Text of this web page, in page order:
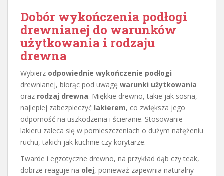
Dobór wykończenia podłogi
drewnianej do warunków
użytkowania i rodzaju
drewna
Wybierz odpowiednie wykończenie podłogi
drewnianej, biorąc pod uwagę warunki użytkowania
oraz rodzaj drewna. Miękkie drewno, takie jak sosna,
najlepiej zabezpieczyć lakierem, co zwiększa jego
odporność na uszkodzenia i ścieranie. Stosowanie
lakieru zaleca się w pomieszczeniach o dużym natężeniu
ruchu, takich jak kuchnie czy korytarze.
Twarde i egzotyczne drewno, na przykład dąb czy teak,
dobrze reaguje na olej, ponieważ zapewnia naturalny